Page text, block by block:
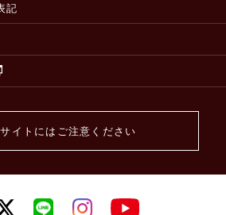
記
イトにはご注意ください